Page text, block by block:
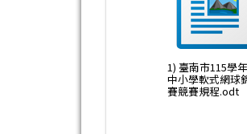
1) 臺南市115學
中小學軟式網球
賽競賽規程.odt